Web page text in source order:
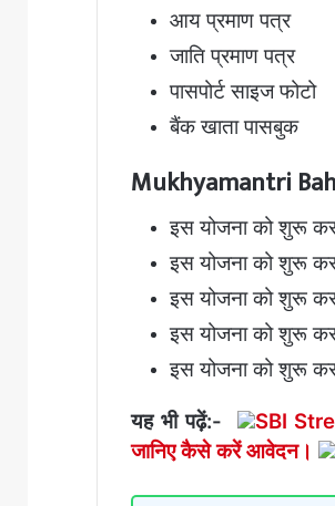
आय प्रमाण पत्र
जाति प्रमाण पत्र
पासपोर्ट साइज फोटो
बैंक खाता पासबुक
Mukhyamantri
इस योजना को शुरू
इस योजना को शुरू
इस योजना को शुरू
इस योजना को शुरू
इस योजना को शुरू
यह भी पढ़ें:-
SBI
जानिए कैसे करें आवेदन।